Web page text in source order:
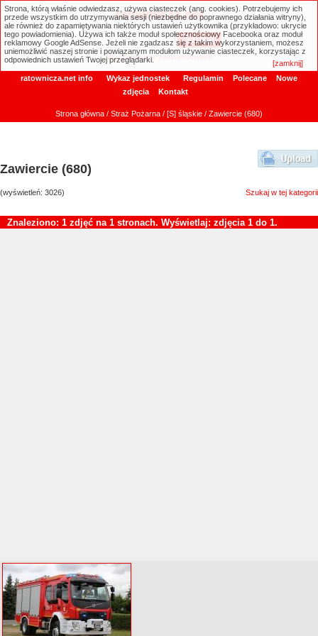
ratownicza.net
Wyszukiwanie zaawansowane
ratownicza.net info Wykaz jednostek Regulamin Polecane
Nowe
zdjęcia
Kontakt
Strona główna / Straż Pożarna / [S] śląskie / Zawiercie (680)
Zawiercie (680)
(wyświetleń: 3026) Szukaj w tej kategorii
Znaleziono: 1 zdjęć na 1 stronach. Wyświetlaj: zdjęcia 1 do 1.
Strona, którą właśnie odwiedzasz, używa ciasteczek (ang. cookies). Potrzebujemy ich
przede wszystkim do utrzymywania sesji (niezbędne do poprawnego działania witryny),
ale również do zapamiętywania niektórych ustawień użytkownika (przykładowo: ukrycie
tego powiadomienia). Używa ich także moduł społecznościowy Facebooka oraz moduł
reklamowy Google AdSense. Jeżeli nie zgadzasz się z takim wykorzystaniem, możesz
uniemożliwić naszej stronie i powiązanym modułom używanie ciasteczek, korzystając z
odpowiednich ustawień Twojej przeglądarki.
[zamknij]